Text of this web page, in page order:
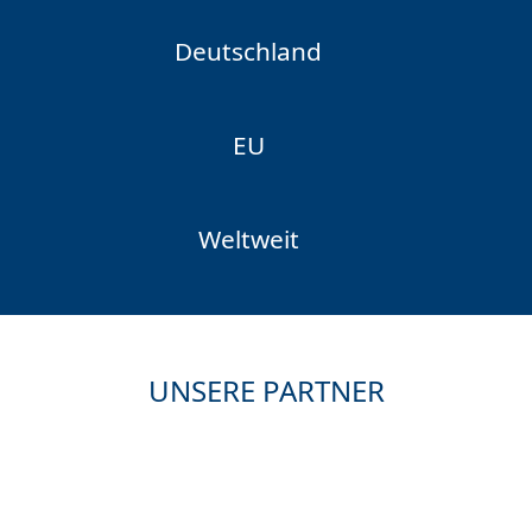
Deutschland
EU
Weltweit
UNSERE PARTNER